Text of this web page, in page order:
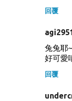
回覆
兔兔耶~
好可愛
回覆